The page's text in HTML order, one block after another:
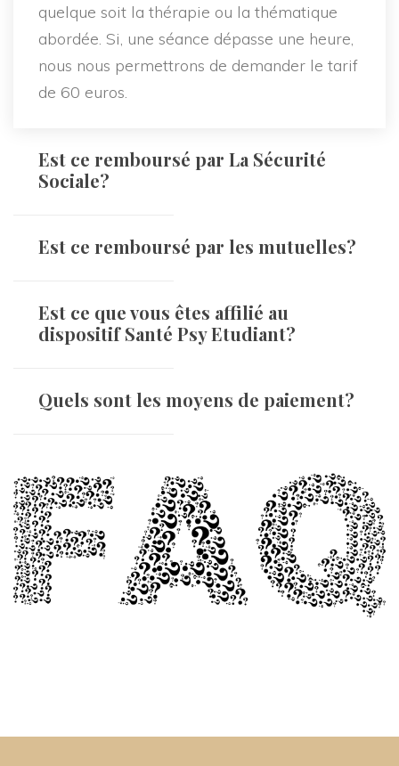
quelque soit la thérapie ou la thématique
abordée. Si, une séance dépasse une heure,
nous nous permettrons de demander le tarif
de 60 euros.
Est ce remboursé par La Sécurité
Sociale?
Est ce remboursé par les mutuelles?
Est ce que vous êtes affilié au
dispositif Santé Psy Etudiant?
Quels sont les moyens de paiement?